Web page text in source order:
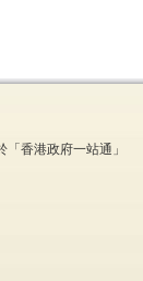
「香港政府一站通」